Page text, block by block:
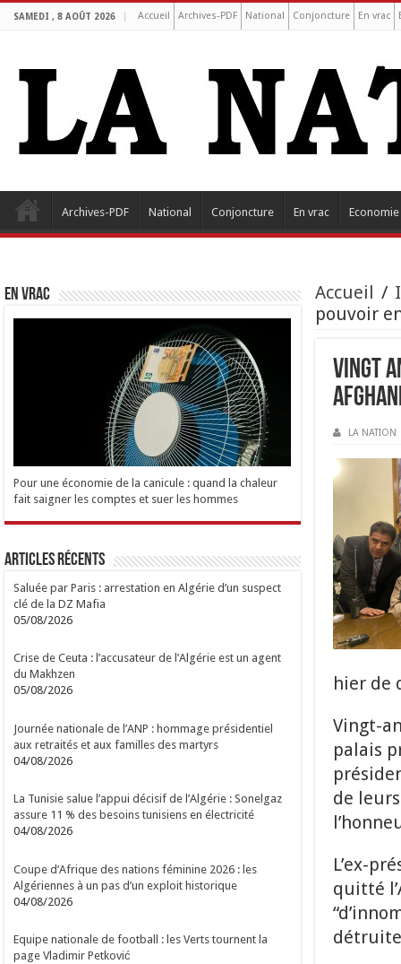
SAMEDI , 8 AOÛT 2026 Accueil Archives-PDF National Conjoncture En vrac
Archives-PDF National Conjoncture En vrac Economie
Accueil /
pouvoir
Vingt
LA NATION
hier de
Vingt-
palais
de
L’ex-
quitté
EN VRAC
Pour une économie de la canicule : quand la chaleur
fait saigner les comptes et suer les hommes
Articles Récents
Saluée par Paris : arrestation en Algérie d’un suspect
clé de la DZ Mafia
05/08/2026
Crise de Ceuta : l’accusateur de l’Algérie est un agent
du Makhzen
05/08/2026
Journée nationale de l’ANP : hommage présidentiel
aux retraités et aux familles des martyrs
04/08/2026
La Tunisie salue l’appui décisif de l’Algérie : Sonelgaz
assure 11 % des besoins tunisiens en électricité
04/08/2026
Coupe d’Afrique des nations féminine 2026 : les
Algériennes à un pas d’un exploit historique
04/08/2026
Equipe nationale de football : les Verts tournent la
page Vladimir Petković